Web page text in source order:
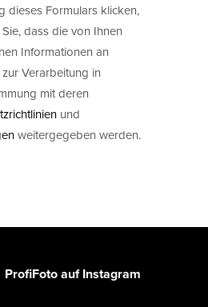
dieses Formulars klicken,
dass die von Ihnen
Informationen an
Verarbeitung in
mit deren
und
weitergegeben werden.
ProfiFoto auf Instagram